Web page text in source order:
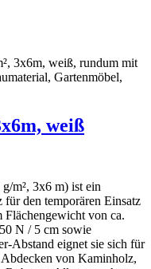
weiß
m², 3x6 m) ist ein
den temporären Einsatz
von ca.
N / 5 cm sowie
Abstand eignet sie sich für
von Kaminholz,